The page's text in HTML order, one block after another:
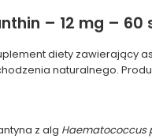
– 12 mg – 60
diety zawierający
naturalnego.
z alg Haematococcus